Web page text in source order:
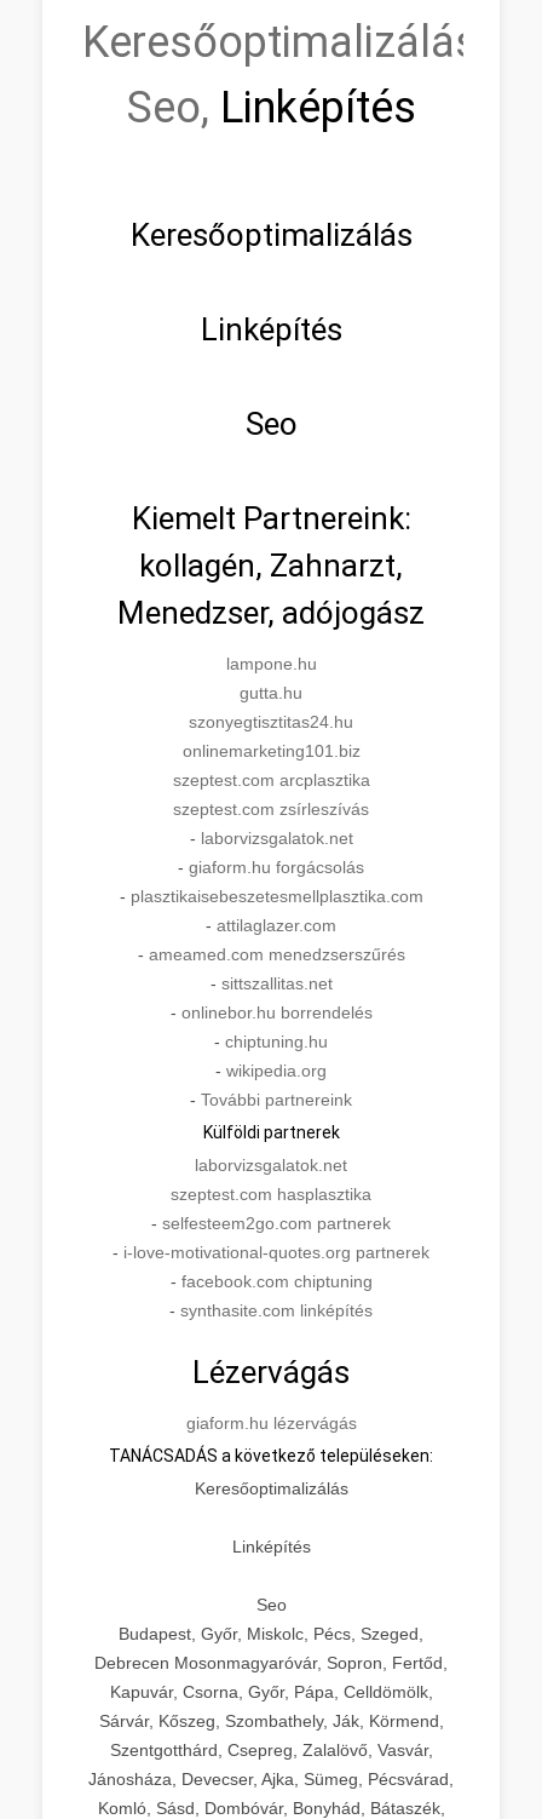
Keresőoptimalizálás,
Seo, Linképítés
Keresőoptimalizálás
Linképítés
Seo
Kiemelt Partnereink:
kollagén, Zahnarzt,
Menedzser, adójogász
lampone.hu
gutta.hu
szonyegtisztitas24.hu
onlinemarketing101.biz
szeptest.com arcplasztika
szeptest.com zsírleszívás
- laborvizsgalatok.net
- giaform.hu forgácsolás
- plasztikaisebeszetesmellplasztika.com
- attilaglazer.com
- ameamed.com menedzserszűrés
- sittszallitas.net
- onlinebor.hu borrendelés
- chiptuning.hu
- wikipedia.org
- További partnereink
Külföldi partnerek
laborvizsgalatok.net
szeptest.com hasplasztika
- selfesteem2go.com partnerek
- i-love-motivational-quotes.org partnerek
- facebook.com chiptuning
- synthasite.com linképítés
Lézervágás
giaform.hu lézervágás
TANÁCSADÁS a következő településeken:
Keresőoptimalizálás
Linképítés
Seo
Budapest, Győr, Miskolc, Pécs, Szeged,
Debrecen Mosonmagyaróvár, Sopron, Fertőd,
Kapuvár, Csorna, Győr, Pápa, Celldömölk,
Sárvár, Kőszeg, Szombathely, Ják, Körmend,
Szentgotthárd, Csepreg, Zalalövő, Vasvár,
Jánosháza, Devecser, Ajka, Sümeg, Pécsvárad,
Komló, Sásd, Dombóvár, Bonyhád, Bátaszék,